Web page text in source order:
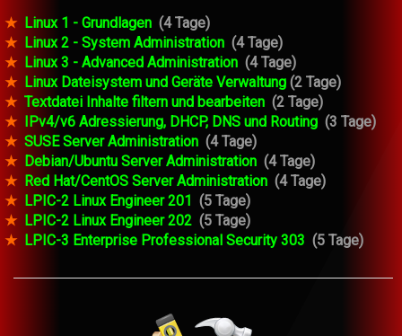
★ Linux 1 - Grundlagen (4 Tage)
★ Linux 2 - System Administration (4 Tage)
★ Linux 3 - Advanced Administration (4 Tage)
★ Linux Dateisystem und Geräte Verwaltung (2 Tage)
★ Textdatei Inhalte filtern und bearbeiten (2 Tage)
★ IPv4/v6 Adressierung, DHCP, DNS und Routing (3 Tage)
★ SUSE Server Administration (4 Tage)
★ Debian/Ubuntu Server Administration (4 Tage)
★ Red Hat/CentOS Server Administration (4 Tage)
★ LPIC-2 Linux Engineer 201 (5 Tage)
★ LPIC-2 Linux Engineer 202 (5 Tage)
★ LPIC-3 Enterprise Professional Security 303 (5 Tage)